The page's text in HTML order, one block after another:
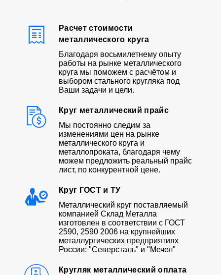
Расчет стоимости
металлического круга
Благодаря восьмилетнему опыту
работы на рынке металлического
круга мы поможем с расчётом и
выбором стального кругляка под
Ваши задачи и цели.
Круг металлический прайс
Мы постоянно следим за
изменениями цен на рынке
металлического круга и
металлопроката, благодаря чему
можем предложить реальный прайс
лист, по конкурентной цене.
Круг ГОСТ и ТУ
Металлический круг поставляемый
компанией Склад Металла
изготовлен в соответствии с ГОСТ
2590, 2590 2006 на крупнейших
металлургических предприятиях
России: "Северсталь" и "Мечел"
Кругляк металлический оплата